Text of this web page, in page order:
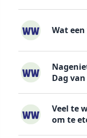
Wat
Dag
Veel te
om te